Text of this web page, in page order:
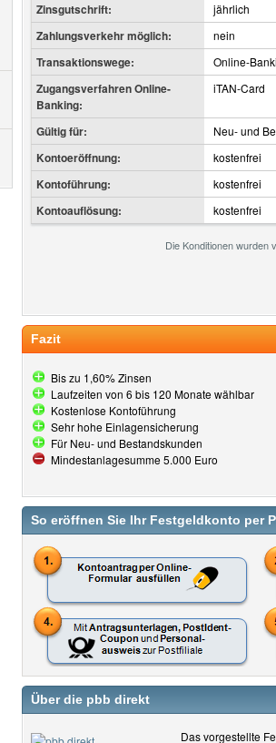
Zinsgutschrift: jährlich
Zahlungsverkehr möglich: nein
Transaktionswege: Online-
Zugangsverfahren Online-
Banking:
iTAN-Card
Gültig für: Neu- und
Kontoeröffnung: kostenfrei
Kontoführung: kostenfrei
Kontoauflösung: kostenfrei
Die Konditionen wurden
Fazit
Bis zu 1,60% Zinsen
Laufzeiten von 6 bis 120 Monate wählbar
Kostenlose Kontoführung
Sehr hohe Einlagensicherung
Für Neu- und Bestandskunden
Mindestanlagesumme 5.000 Euro
So eröffnen Sie Ihr Festgeldkonto per
Über die pbb direkt
Das vorgestellte